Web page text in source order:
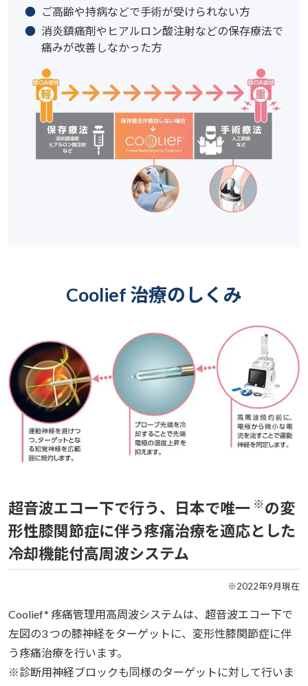
ご高齢や持病などで手術が受けられない方
消炎鎮痛剤やヒアルロン酸注射などの保存療法で
痛みが改善しなかった方
Coolief 治療のしくみ
超音波エコー下で行う、日本で唯一 ※の変
形性膝関節症に伴う疼痛治療を適応とした
冷却機能付高周波システム
※2022年9月現在
Coolief* 疼痛管理用高周波システムは、超音波エコー下で
左図の3 つの膝神経をターゲットに、変形性膝関節症に伴
う疼痛治療を行います。
※診断用神経ブロックも同様のターゲットに対して行いま